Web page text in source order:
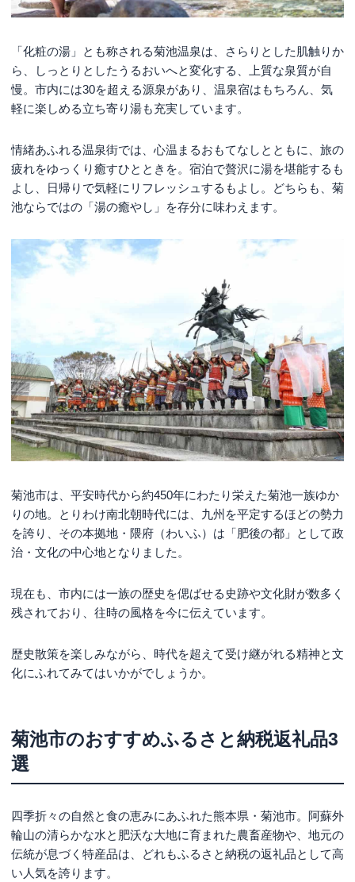
「化粧の湯」とも称される菊池温泉は、さらりとした肌触りか
ら、しっとりとしたうるおいへと変化する、上質な泉質が自
慢。市内には30を超える源泉があり、温泉宿はもちろん、気
軽に楽しめる立ち寄り湯も充実しています。
情緒あふれる温泉街では、心温まるおもてなしとともに、旅の
疲れをゆっくり癒すひとときを。宿泊で贅沢に湯を堪能するも
よし、日帰りで気軽にリフレッシュするもよし。どちらも、菊
池ならではの「湯の癒やし」を存分に味わえます。
菊池市は、平安時代から約450年にわたり栄えた菊池一族ゆか
りの地。とりわけ南北朝時代には、九州を平定するほどの勢力
を誇り、その本拠地・隈府（わいふ）は「肥後の都」として政
治・文化の中心地となりました。
現在も、市内には一族の歴史を偲ばせる史跡や文化財が数多く
残されており、往時の風格を今に伝えています。
歴史散策を楽しみながら、時代を超えて受け継がれる精神と文
化にふれてみてはいかがでしょうか。
菊池市のおすすめふるさと納税返礼品3
選
四季折々の自然と食の恵みにあふれた熊本県・菊池市。阿蘇外
輪山の清らかな水と肥沃な大地に育まれた農畜産物や、地元の
伝統が息づく特産品は、どれもふるさと納税の返礼品として高
い人気を誇ります。